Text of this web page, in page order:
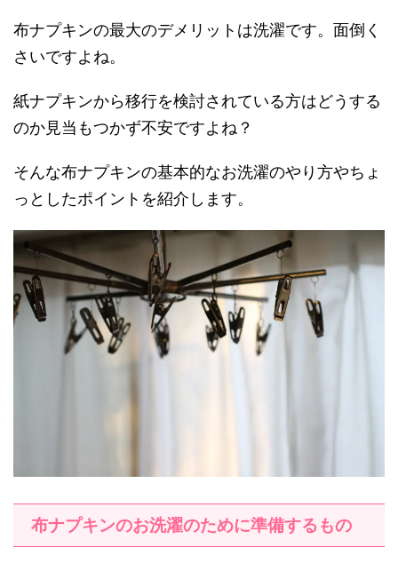
布ナプキンの最大のデメリットは洗濯です。面倒く
さいですよね。
紙ナプキンから移行を検討されている方はどうする
のか見当もつかず不安ですよね？
そんな布ナプキンの基本的なお洗濯のやり方やちょ
っとしたポイントを紹介します。
布ナプキンのお洗濯のために準備するもの